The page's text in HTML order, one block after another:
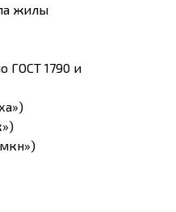
жилы
ГОСТ 1790 и